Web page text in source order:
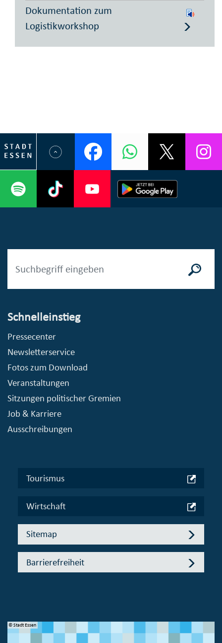
Dokumentation zum
Logistikworkshop
Schnelleinstieg
Pressecenter
Newsletterservice
Fotos zum Download
Veranstaltungen
Sitzungen politischer Gremien
Job & Karriere
Ausschreibungen
Tourismus
Wirtschaft
Sitemap
Barrierefreiheit
© Bundesministerium des Innern, für Bau und Heimat